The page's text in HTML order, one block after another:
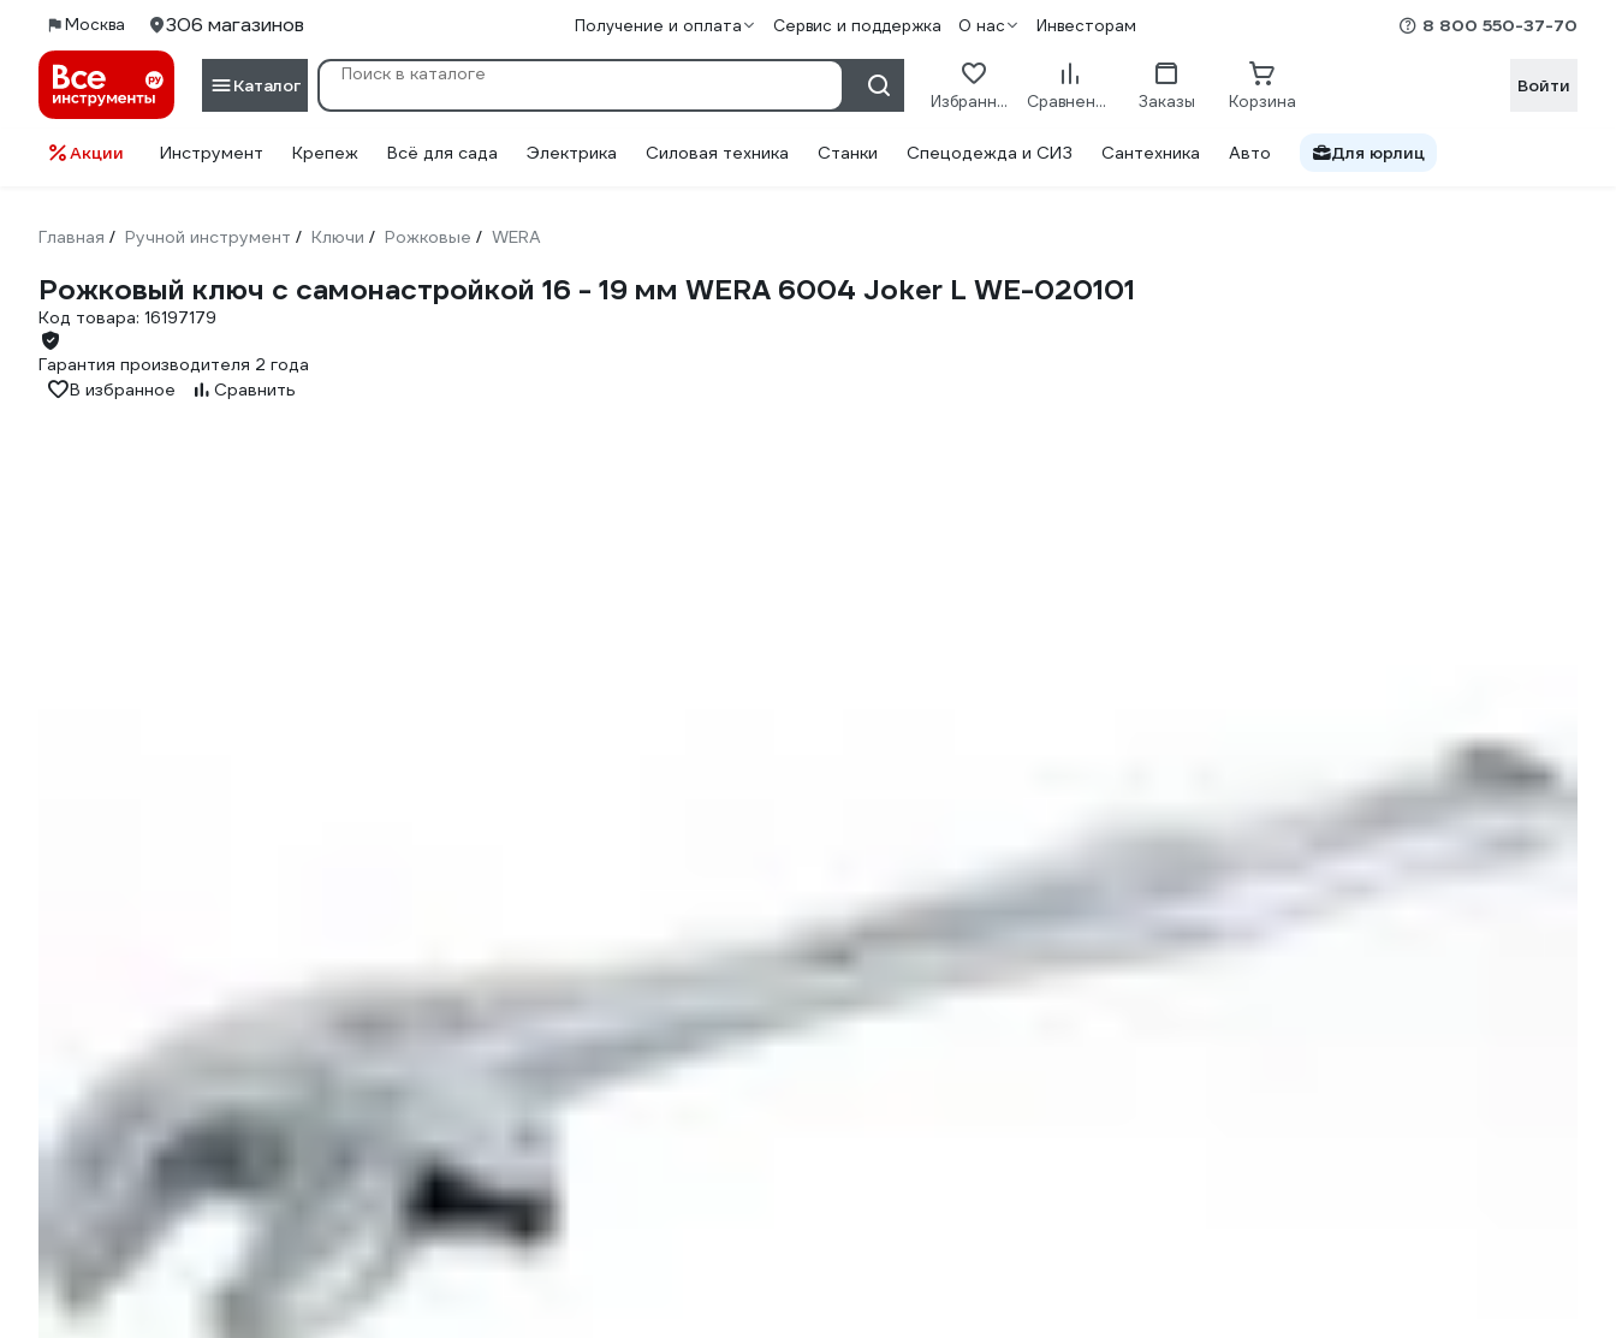
Москва 306 магазинов Получение и оплата Сервис и поддержка О нас Инвесторам 8 800 550-37-70
Каталог
Избранное Сравнение Заказы Корзина
Войти
Акции Инструмент Крепеж Всё для сада Электрика Силовая техника Станки Спецодежда и СИЗ Сантехника Авто Для юрлиц
Главная / Ручной инструмент / Ключи / Рожковые / WERA
Рожковый ключ с самонастройкой 16 - 19 мм WERA 6004 Joker L WE-020101
Код товара: 16197179
Гарантия производителя 2 года
В избранное
Сравнить